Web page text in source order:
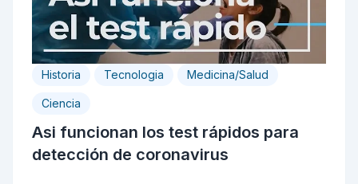
Historia Tecnologia Medicina/Salud
Ciencia
Asi funcionan los test rápidos para
detección de coronavirus